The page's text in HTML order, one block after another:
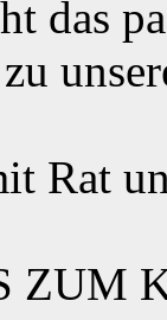
das
Rat
ZUM